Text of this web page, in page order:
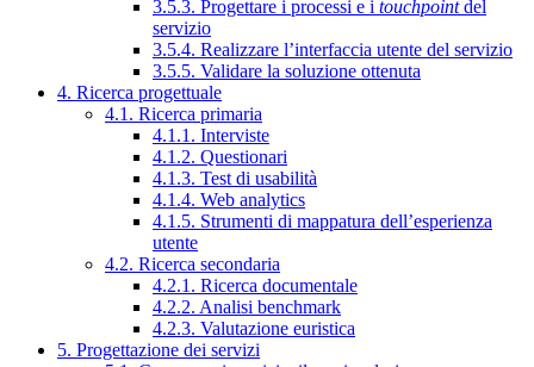
3.5.3. Progettare i processi e i touchpointdel
servizio
3.5.4. Realizzare l’interfaccia utente del servizio
3.5.5. Validare la soluzione ottenuta
4. Ricerca progettuale
4.1. Ricerca primaria
4.1.1. Interviste
4.1.2. Questionari
4.1.3. Test di usabilità
4.1.4. Web analytics
4.1.5. Strumenti di mappatura dell’esperienza
utente
4.2. Ricerca secondaria
4.2.1. Ricerca documentale
4.2.2. Analisi benchmark
4.2.3. Valutazione euristica
5. Progettazione dei servizi